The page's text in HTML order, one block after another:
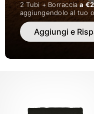
2 Tubi + Borracciaa
aggiungendolo al tuo
Aggiungi e